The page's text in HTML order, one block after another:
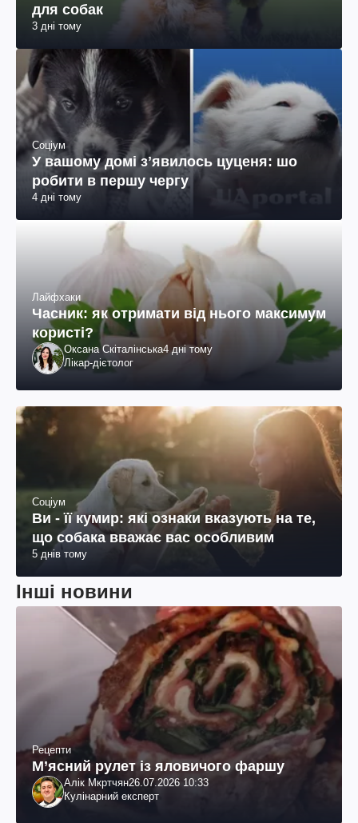
для собак
3 дні тому
Соціум
У вашому домі зʼявилось цуценя: шо
робити в першу чергу
4 дні тому
Лайфхаки
Часник: як отримати від нього максимум
користі?
Оксана Скіталінська4 дні тому
Лікар-дієтолог
Соціум
Ви - її кумир: які ознаки вказують на те,
що собака вважає вас особливим
5 днів тому
Інші новини
Рецепти
М’ясний рулет із яловичого фаршу
Алік Мкртчян26.07.2026 10:33
Кулінарний експерт